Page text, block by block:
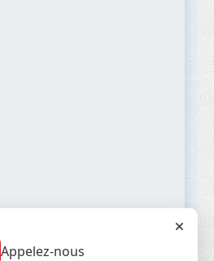
Appelez-nous